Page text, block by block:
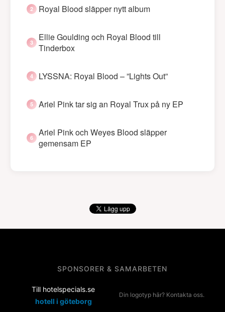
Royal Blood släpper nytt album
Ellie Goulding och Royal Blood till
Tinderbox
LYSSNA: Royal Blood – ”Lights Out”
Ariel Pink tar sig an Royal Trux på ny EP
Ariel Pink och Weyes Blood släpper
gemensam EP
SPONSORER & SAMARBETEN
Till hotelspecials.se
hotell i göteborg
Din logotyp här? Kontakta oss.